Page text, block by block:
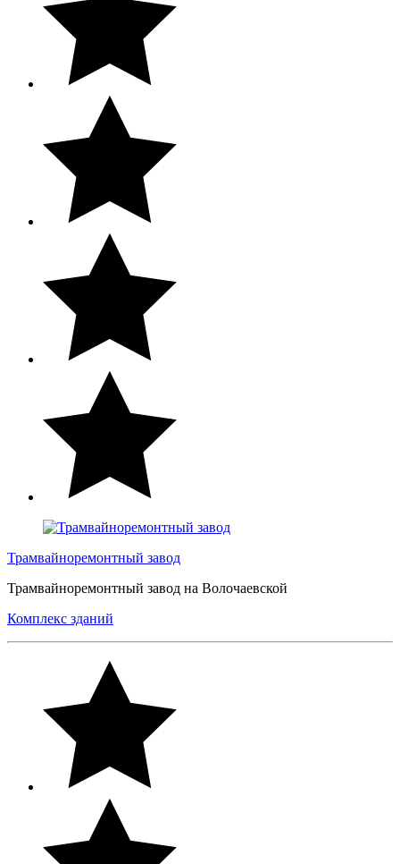
Трамвайноремонтный завод
Трамвайноремонтный завод на Волочаевской
Комплекс зданий